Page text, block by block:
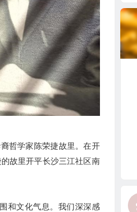
哲学家陈荣捷故里。在开
故里开平长沙三江社区南
和文化气息。我们深深感